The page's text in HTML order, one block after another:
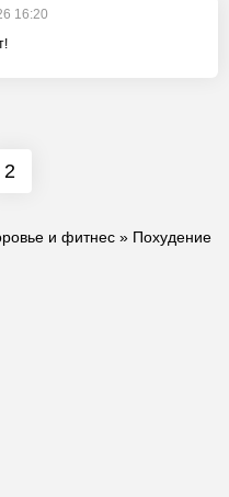
16:20
2
и фитнес » Похудение